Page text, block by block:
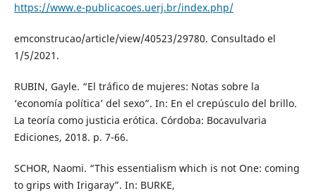
https://www.e-publicacoes.uerj.br/index.php/
emconstrucao/article/view/40523/29780. Consultado el
1/5/2021.
RUBIN, Gayle. “El tráfico de mujeres: Notas sobre la
‘economía política’ del sexo”. In: En el crepúsculo del brillo.
La teoría como justicia erótica. Córdoba: Bocavulvaria
Ediciones, 2018. p. 7-66.
SCHOR, Naomi. “This essentialism which is not One: coming
to grips with Irigaray”. In: BURKE,